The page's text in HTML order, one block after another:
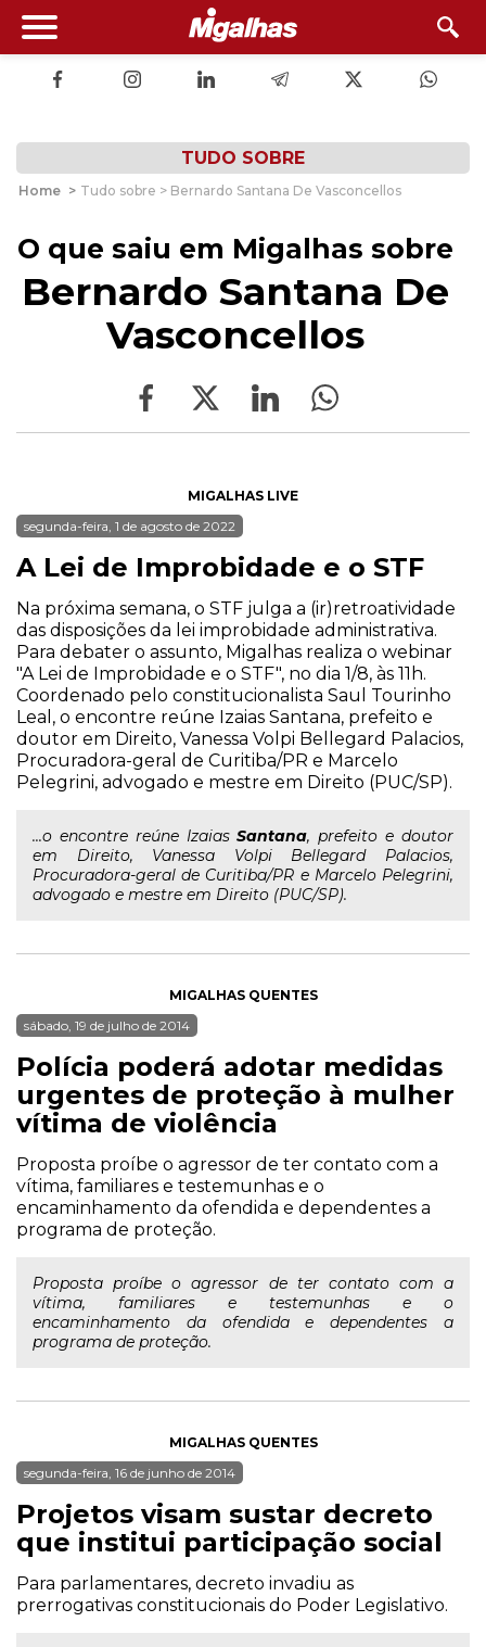
TUDO SOBRE
Home > Tudo sobre > Bernardo Santana De Vasconcellos
O que saiu em Migalhas sobre
Bernardo Santana De
Vasconcellos
MIGALHAS LIVE
segunda-feira, 1 de agosto de 2022
A Lei de Improbidade e o STF
Na próxima semana, o STF julga a (ir)retroatividade
das disposições da lei improbidade administrativa.
Para debater o assunto, Migalhas realiza o webinar
"A Lei de Improbidade e o STF", no dia 1/8, às 11h.
Coordenado pelo constitucionalista Saul Tourinho
Leal, o encontre reúne Izaias Santana, prefeito e
doutor em Direito, Vanessa Volpi Bellegard Palacios,
Procuradora-geral de Curitiba/PR e Marcelo
Pelegrini, advogado e mestre em Direito (PUC/SP).
...o encontre reúne IzaiasSantana, prefeito e doutor
em Direito, Vanessa Volpi Bellegard Palacios,
Procuradora-geral de Curitiba/PR e Marcelo Pelegrini,
advogado e mestre em Direito (PUC/SP).
MIGALHAS QUENTES
sábado, 19 de julho de 2014
Polícia poderá adotar medidas
urgentes de proteção à mulher
vítima de violência
Proposta proíbe o agressor de ter contato com a
vítima, familiares e testemunhas e o
encaminhamento da ofendida e dependentes a
programa de proteção.
Proposta proíbe o agressor de ter contato com a
vítima, familiares e testemunhas e o
encaminhamento da ofendida e dependentes a
programa de proteção.
MIGALHAS QUENTES
segunda-feira, 16 de junho de 2014
Projetos visam sustar decreto
que institui participação social
Para parlamentares, decreto invadiu as
prerrogativas constitucionais do Poder Legislativo.